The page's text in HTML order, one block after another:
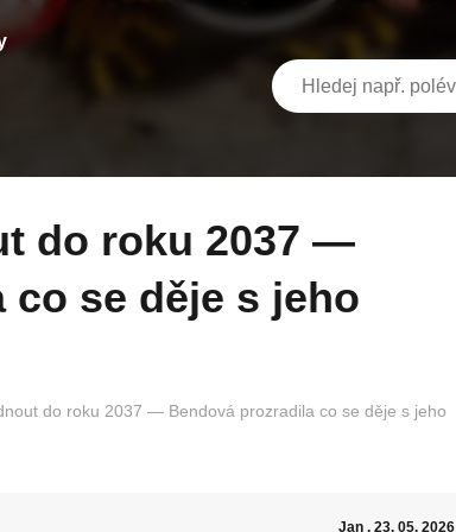
se děje s jeho
do roku 2037 — Bendová prozradila co se děje s jeho
Jan, 23. 05. 2026